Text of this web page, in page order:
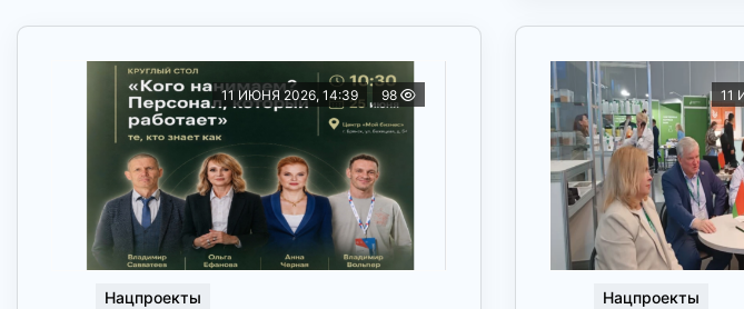
11 ИЮНЯ 2026, 14:39 98
Нацпроекты
11
Нацпроекты